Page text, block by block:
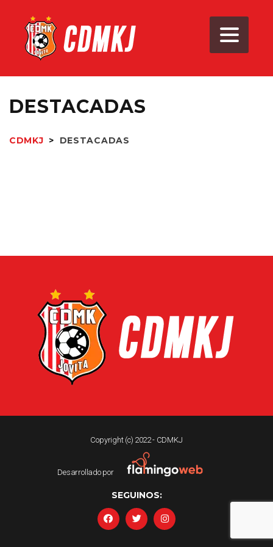
DESTACADAS
CDMKJ > DESTACADAS
Copyright (c) 2022 - CDMKJ
Desarrollado por
SEGUINOS: